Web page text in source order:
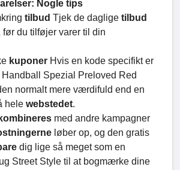
Nogle tips
tilbud Tjek de daglige tilbud
før du tilføjer varer til din
kuponer Hvis en kode specifikt er
Handball Spezial Preloved Red
normalt mere værdifuld end en
hele webstedet.
kombineres med andre kampagner
løber op, og den gratis
dig lige så meget som en
Street Style til at bogmærke dine